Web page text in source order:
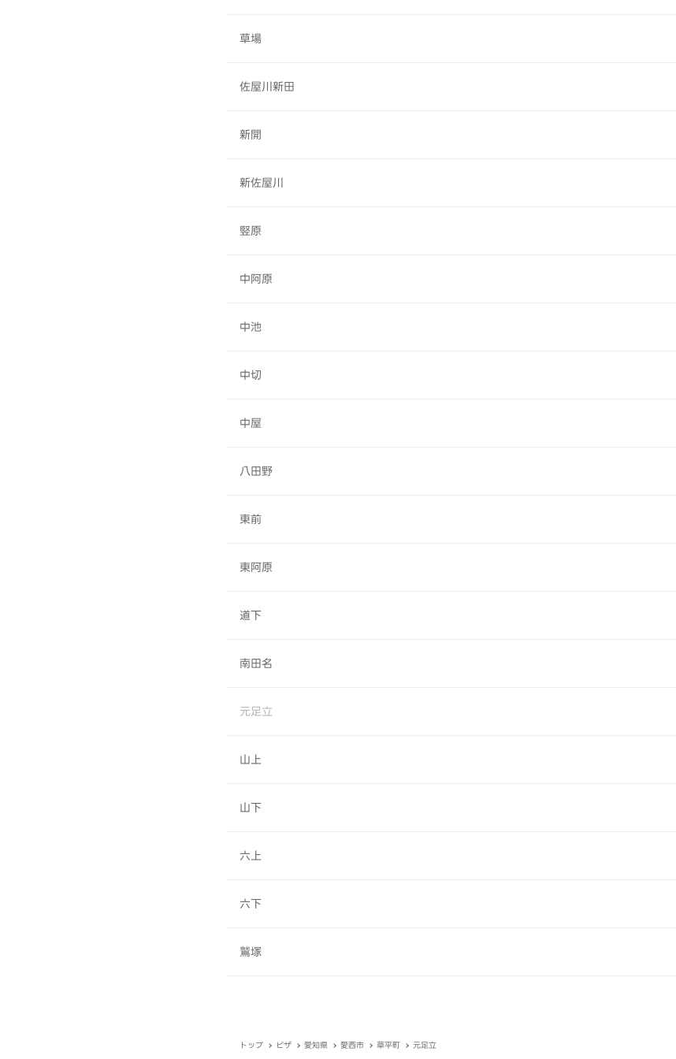
草場
佐屋川新田
新開
新佐屋川
竪原
中阿原
中池
中切
中屋
八田野
東前
東阿原
道下
南田名
元足立
山上
山下
六上
六下
鷲塚
トップ ピザ 愛知県 愛西市 草平町 元足立